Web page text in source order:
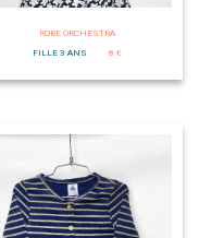
ROBE ORCHESTRA
FILLE 3 ANS
8 €